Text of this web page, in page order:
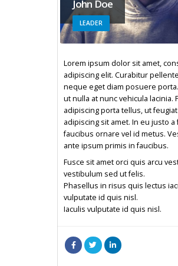
John Doe
LEADER
Lorem ipsum dolor sit amet,
adipiscing elit. Curabitur
neque eget diam posuere
ut nulla at nunc vehicula lacinia.
adipiscing porta tellus, ut
adipiscing sit amet. In eu justo a
faucibus ornare vel id metus.
ante ipsum primis in faucibus.
Fusce sit amet orci quis arcu
vestibulum sed ut felis.
Phasellus in risus quis lectus
vulputate id quis nisl.
Iaculis vulputate id quis nisl.